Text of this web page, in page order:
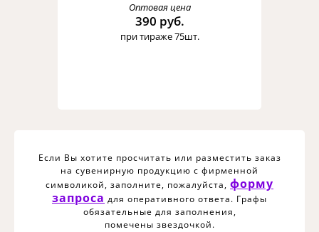
Оптовая цена
390 руб.
при тираже 75шт.
Если Вы хотите просчитать или разместить заказ
на сувенирную продукцию с фирменной
символикой, заполните, пожалуйста, форму
запроса для оперативного ответа. Графы
обязательные для заполнения,
помечены звездочкой.